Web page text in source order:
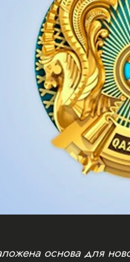
основа для